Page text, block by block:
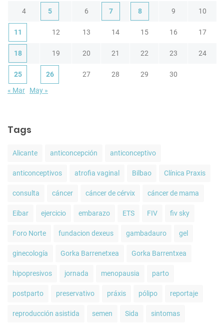
4 5 6 7 8 9 10
11 12 13 14 15 16 17
18 19 20 21 22 23 24
25 26 27 28 29
30
« Mar
May »
Tags
Alicante anticoncepción anticonceptivo
anticonceptivos atrofia vaginal Bilbao Clínica Praxis
consulta cáncer cáncer de cérvix cáncer de mama
Eibar ejercicio embarazo ETS FIV fiv sky
Foro Norte fundacion dexeus gambadauro gel
ginecología Gorka Barrenetxea Gorka Barrentxea
hipopresivos jornada menopausia parto
postparto preservativo práxis pólipo reportaje
reproducción asistida semen Sida sintomas